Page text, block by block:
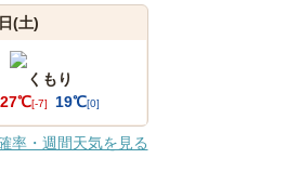
(土)
くもり
27℃[-7] 19℃[0]
率・週間天気を見る